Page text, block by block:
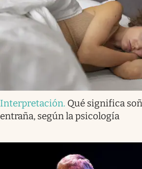
Interpretación. Qué significa
entraña, según la psicología